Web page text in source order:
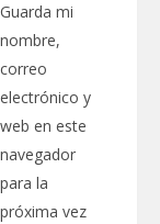
Guarda mi
nombre,
correo
electrónico y
web en este
navegador
para la
próxima vez